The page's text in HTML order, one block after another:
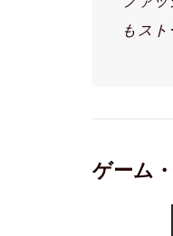
もス
ゲーム